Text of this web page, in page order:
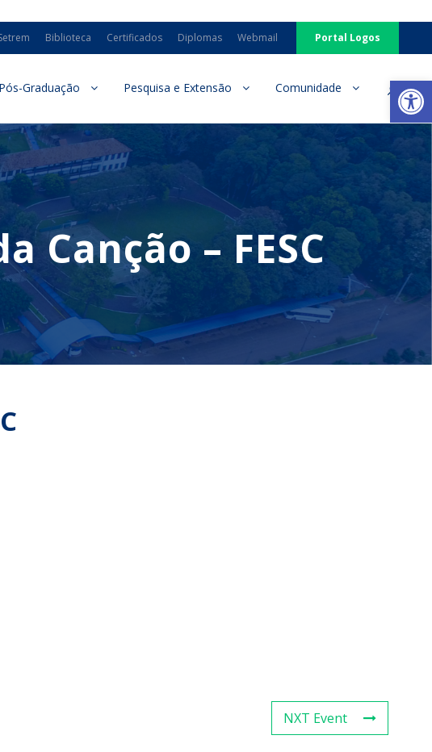
Biblioteca Certificados Diplomas Webmail Portal Logos
Pós-Graduação Pesquisa e Extensão Comunidade
Canção – FESC
NXT Event